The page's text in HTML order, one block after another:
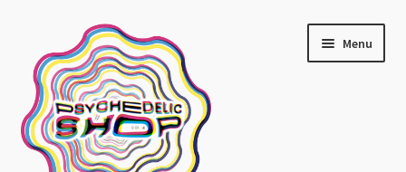
navigation
contenu
Menu